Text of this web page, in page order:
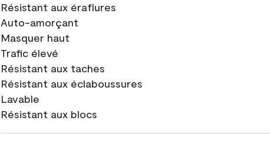
Résistant aux éraflures
Auto-amorçant
Masquer haut
Trafic élevé
Résistant aux taches
Résistant aux éclaboussures
Lavable
Résistant aux blocs